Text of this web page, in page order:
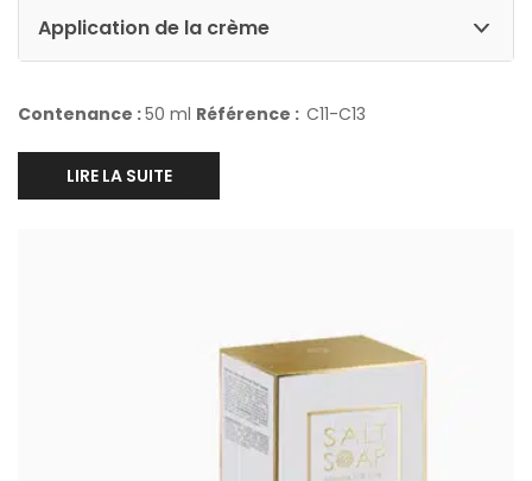
Application de la crème
Contenance :50 ml Référence : C11-C13
LIRE LA SUITE